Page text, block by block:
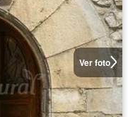
Ver foto